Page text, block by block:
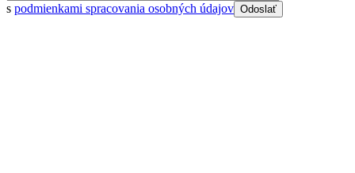
s podmienkami spracovania osobných údajov